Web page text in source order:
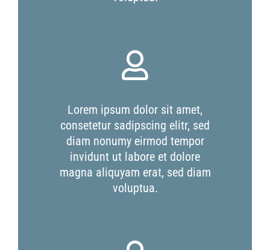
Lorem ipsum dolor sit amet,
consetetur sadipscing elitr, sed
diam nonumy eirmod tempor
invidunt ut labore et dolore
magna aliquyam erat, sed diam
voluptua.